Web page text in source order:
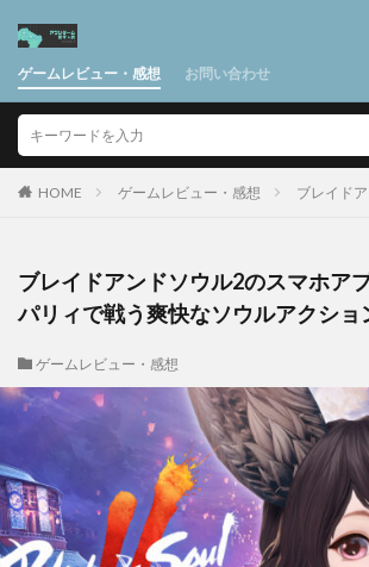
ゲームレビュー・感想 お問い合わせ
HOME ゲームレビュー・感想 ブレイド
ブレイドアンドソウル2のスマホア
パリィで戦う爽快なソウルアクショ
ゲームレビュー・感想